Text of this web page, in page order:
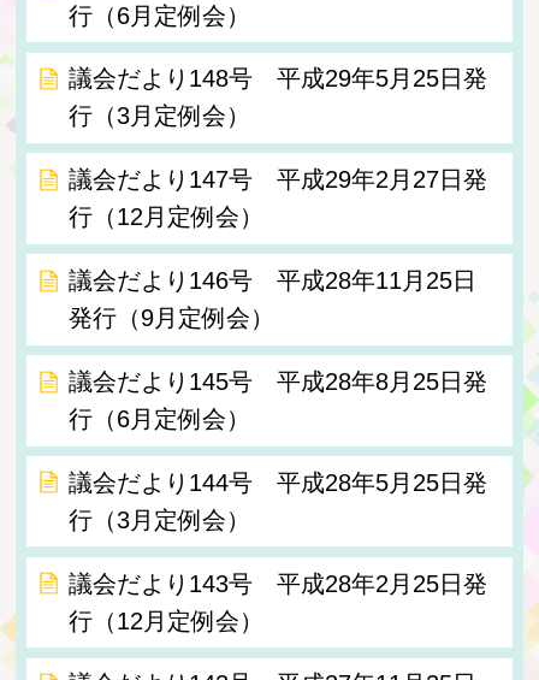
行（6月定例会）
議会だより148号 平成29年5月25日発
行（3月定例会）
議会だより147号 平成29年2月27日発
行（12月定例会）
議会だより146号 平成28年11月25日
発行（9月定例会）
議会だより145号 平成28年8月25日発
行（6月定例会）
議会だより144号 平成28年5月25日発
行（3月定例会）
議会だより143号 平成28年2月25日発
行（12月定例会）